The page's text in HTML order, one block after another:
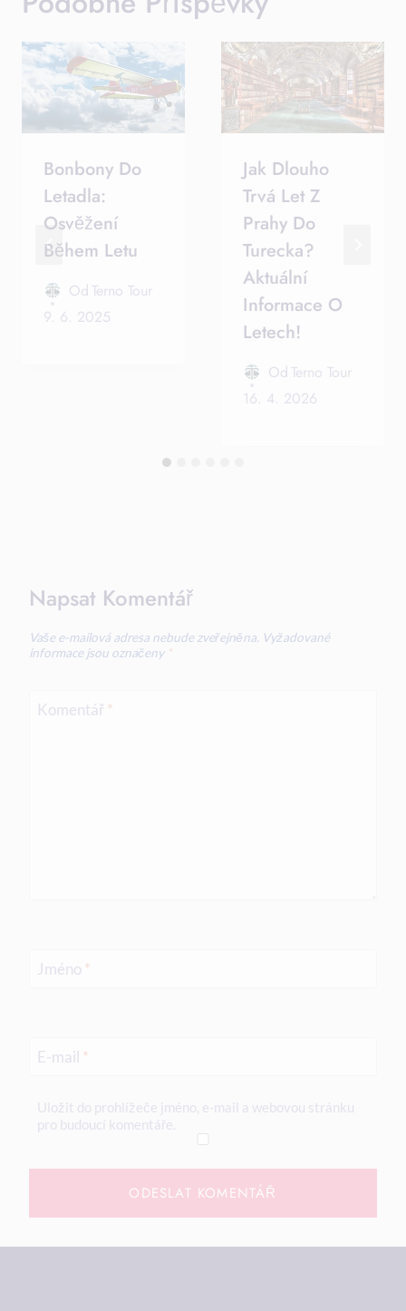
Bonbony Do
Letadla:
Osvěžení
Během Letu
Od Terno Tour
9. 6. 2025
Jak Dlouho
Trvá Let Z
Prahy Do
Turecka?
Aktuální
Informace O
Letech!
Od Terno Tour
16. 4. 2026
Napsat Komentář
Vaše e-mailová adresa nebude zveřejněna. Vyžadované
informace jsou označeny *
Komentář *
Jméno *
E-mail *
Uložit do prohlížeče jméno, e-mail a webovou stránku
pro budoucí komentáře.